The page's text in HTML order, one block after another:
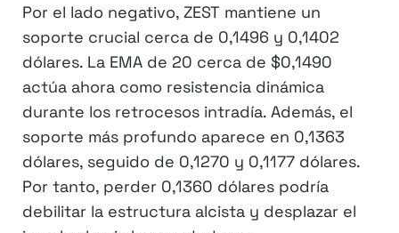
Por el lado negativo, ZEST mantiene un
soporte crucial cerca de 0,1496 y 0,1402
dólares. La EMA de 20 cerca de $0,1490
actúa ahora como resistencia dinámica
durante los retrocesos intradía. Además, el
soporte más profundo aparece en 0,1363
dólares, seguido de 0,1270 y 0,1177 dólares.
Por tanto, perder 0,1360 dólares podría
debilitar la estructura alcista y desplazar el